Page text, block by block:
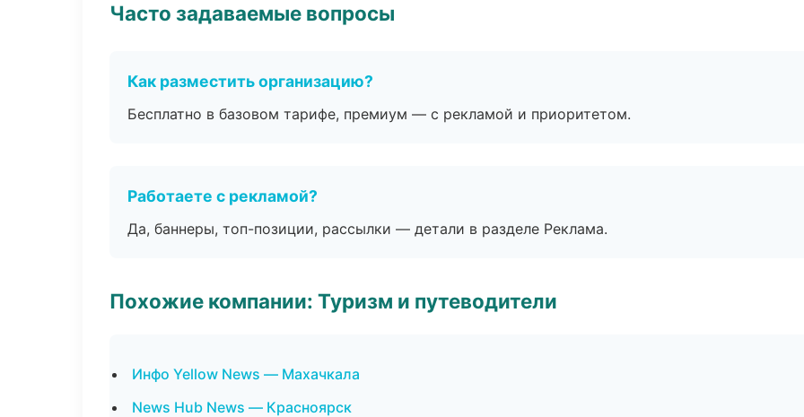
Часто задаваемые вопросы
Как разместить организацию?
Бесплатно в базовом тарифе, премиум — с рекламой и приоритетом.
Работаете с рекламой?
Да, баннеры, топ-позиции, рассылки — детали в разделе Реклама.
Похожие компании: Туризм и путеводители
Инфо Yellow News — Махачкала
News Hub News — Красноярск